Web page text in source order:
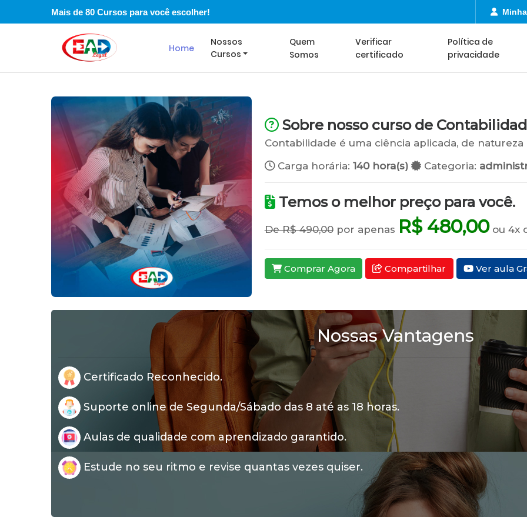
Mais de 80 Cursos para você escolher!
Home
Nossos
Cursos
Quem
Somos
Verificar
certificado
Política de
privacidade
Sobre nosso curso de
Contabilidade é uma ciência aplicada, de natureza
Carga horária: 140 hora(s) Categoria:
Temos o melhor preço para você.
De R$ 490,00 por apenas R$ 480,00 ou 4x
Comprar Agora Compartilhar Ver aula
Nossas Vantagens
Certificado Reconhecido.
Suporte online de Segunda/Sábado das 8 até as 18 horas.
Aulas de qualidade com aprendizado garantido.
Estude no seu ritmo e revise quantas vezes quiser.